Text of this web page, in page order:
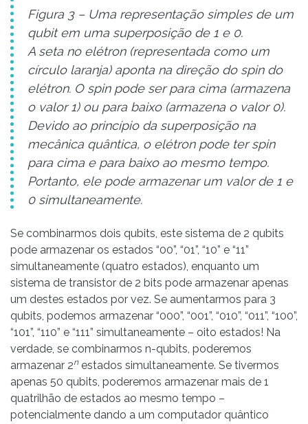
Figura 3 – Uma representação simples de um
qubit em uma superposição de 1 e 0.
A seta no elétron (representada como um
círculo laranja) aponta na direção do spin do
elétron. O spin pode ser para cima (armazena
o valor 1) ou para baixo (armazena o valor 0).
Devido ao princípio da superposição na
mecânica quântica, o elétron pode ter spin
para cima e para baixo ao mesmo tempo.
Portanto, ele pode armazenar um valor de 1 e
0 simultaneamente.
Se combinarmos dois qubits, este sistema de 2 qubits
pode armazenar os estados “00”, “01”, “10” e “11”
simultaneamente (quatro estados), enquanto um
sistema de transistor de 2 bits pode armazenar apenas
um destes estados por vez. Se aumentarmos para 3
qubits, podemos armazenar “000”, “001”, “010”, “011”, “100”,
“101”, “110” e “111” simultaneamente – oito estados! Na
verdade, se combinarmos n-qubits, poderemos
armazenar 2nestados simultaneamente. Se tivermos
apenas 50 qubits, poderemos armazenar mais de 1
quatrilhão de estados ao mesmo tempo –
potencialmente dando a um computador quântico